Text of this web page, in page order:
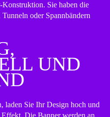
Sie haben die
oder Spannbändern
UND
laden Sie Ihr Design hoch und
Die Banner werden an